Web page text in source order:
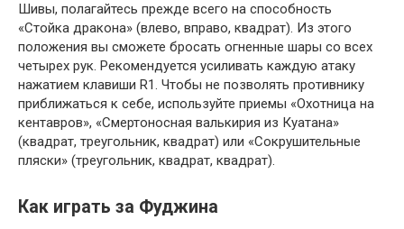
Шивы, полагайтесь прежде всего на способность
«Стойка дракона» (влево, вправо, квадрат). Из этого
положения вы сможете бросать огненные шары со всех
четырех рук. Рекомендуется усиливать каждую атаку
нажатием клавиши R1. Чтобы не позволять противнику
приближаться к себе, используйте приемы «Охотница на
кентавров», «Смертоносная валькирия из Куатана»
(квадрат, треугольник, квадрат) или «Сокрушительные
пляски» (треугольник, квадрат, квадрат).
Как играть за Фуджина